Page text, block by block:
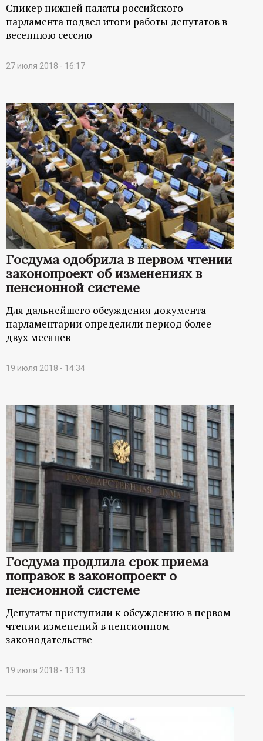
а
л
Спикер нижней палаты российского
парламента подвел итоги работы депутатов в
весеннюю сессию
27 июля 2018 - 16:17
Госдума одобрила в первом чтении
законопроект об изменениях в
пенсионной системе
Для дальнейшего обсуждения документа
парламентарии определили период более
двух месяцев
19 июля 2018 - 14:34
Госдума продлила срок приема
поправок в законопроект о
пенсионной системе
Депутаты приступили к обсуждению в первом
чтении изменений в пенсионном
законодательстве
19 июля 2018 - 13:13